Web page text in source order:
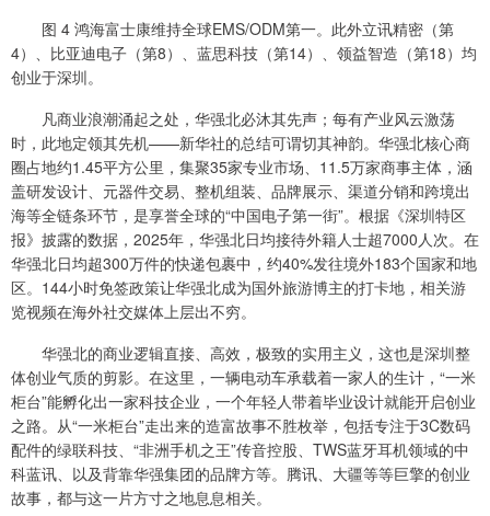
图 4 鸿海富士康维持全球EMS/ODM第一。此外立讯精密（第
4）、比亚迪电子（第8）、蓝思科技（第14）、领益智造（第18）均
创业于深圳。
凡商业浪潮涌起之处，华强北必沐其先声；每有产业风云激荡
时，此地定领其先机——新华社的总结可谓切其神韵。华强北核心商
圈占地约1.45平方公里，集聚35家专业市场、11.5万家商事主体，涵
盖研发设计、元器件交易、整机组装、品牌展示、渠道分销和跨境出
海等全链条环节，是享誉全球的“中国电子第一街”。根据《深圳特区
报》披露的数据，2025年，华强北日均接待外籍人士超7000人次。在
华强北日均超300万件的快递包裹中，约40%发往境外183个国家和地
区。144小时免签政策让华强北成为国外旅游博主的打卡地，相关游
览视频在海外社交媒体上层出不穷。
华强北的商业逻辑直接、高效，极致的实用主义，这也是深圳整
体创业气质的剪影。在这里，一辆电动车承载着一家人的生计，“一米
柜台”能孵化出一家科技企业，一个年轻人带着毕业设计就能开启创业
之路。从“一米柜台”走出来的造富故事不胜枚举，包括专注于3C数码
配件的绿联科技、“非洲手机之王”传音控股、TWS蓝牙耳机领域的中
科蓝讯、以及背靠华强集团的品牌方等。腾讯、大疆等等巨擎的创业
故事，都与这一片方寸之地息息相关。